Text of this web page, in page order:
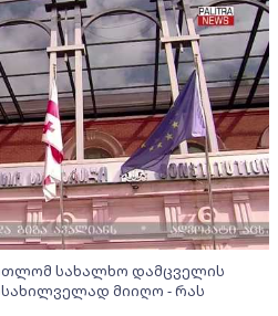
სახალხო დამცველის
მიიღო - რას